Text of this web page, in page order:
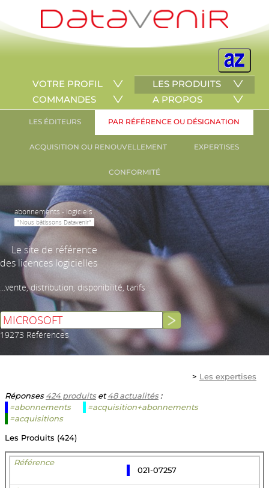
VOTRE PROFIL
LES PRODUITS
COMMANDES
A PROPOS
LES ÉDITEURS PAR RÉFÉRENCE OU DÉSIGNATION
ACQUISITION OU RENOUVELLEMENT EXPERTISES
CONFORMITÉ
abonnements - logiciels
"Nous bâtissons Datavenir"
Le site de référence
des licences logicielles
...vente, distribution, disponibilité, tarifs
19273 Références
> Les expertises
Réponses424 produitset48 actualités:
=abonnements
=acquisition+abonnements
=acquisitions
Les Produits (424)
021-07257